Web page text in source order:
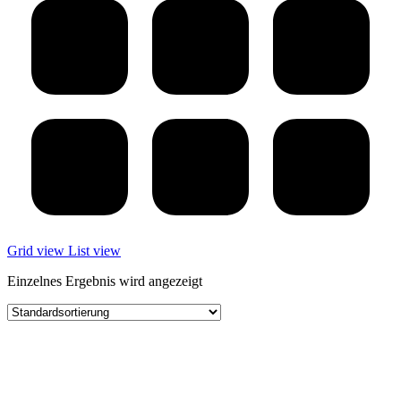
Grid view List view
Einzelnes Ergebnis wird angezeigt